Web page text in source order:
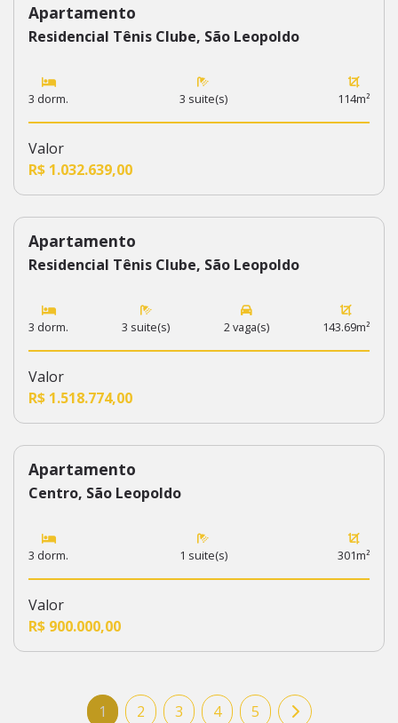
51
Apartamento
Residencial Tênis Clube, São Leopoldo
3 dorm. 3 suite(s) 114m²
Valor
R$ 1.032.639,00
52
Apartamento
Residencial Tênis Clube, São Leopoldo
3 dorm. 3 suite(s) 2 vaga(s) 143.69m²
Valor
R$ 1.518.774,00
573
Apartamento
Centro, São Leopoldo
3 dorm. 1 suite(s) 301m²
Valor
R$ 900.000,00
1 2 3 4 5